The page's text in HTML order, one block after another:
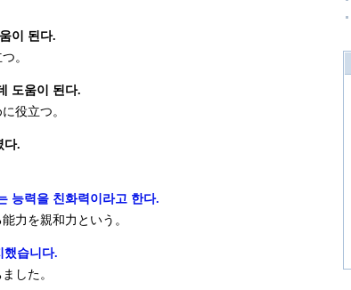
이 된다.
。
도움이 된다.
役立つ。
다.
능력을 친화력이라고 한다.
力を親和力という。
했습니다.
した。